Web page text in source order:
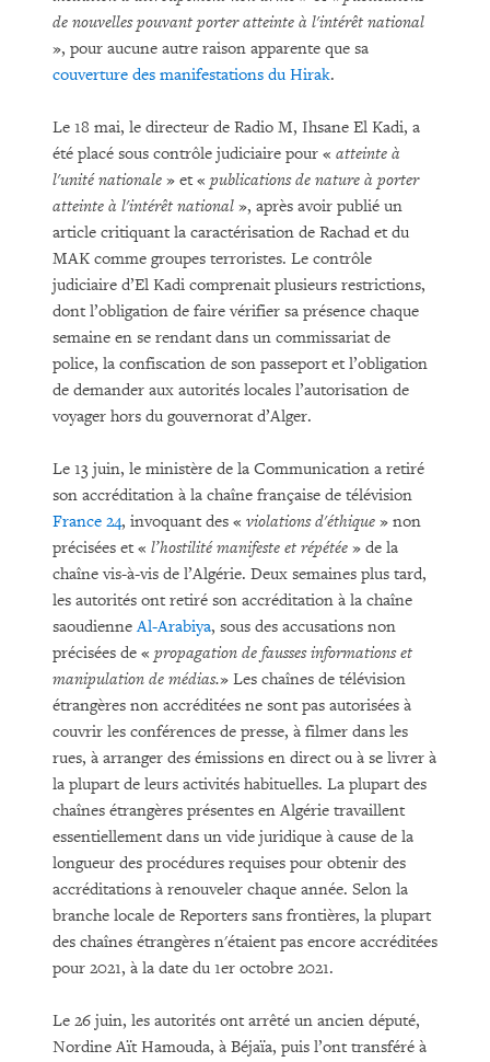
de nouvelles pouvant porter atteinte à l'intérêt national
», pour aucune autre raison apparente que sa
couverture des manifestations du Hirak.
Le 18 mai, le directeur de Radio M, Ihsane El Kadi, a
été placé sous contrôle judiciaire pour « atteinte à
l'unité nationale » et « publications de nature à porter
atteinte à l'intérêt national », après avoir publié un
article critiquant la caractérisation de Rachad et du
MAK comme groupes terroristes. Le contrôle
judiciaire d’El Kadi comprenait plusieurs restrictions,
dont l’obligation de faire vérifier sa présence chaque
semaine en se rendant dans un commissariat de
police, la confiscation de son passeport et l’obligation
de demander aux autorités locales l’autorisation de
voyager hors du gouvernorat d’Alger.
Le 13 juin, le ministère de la Communication a retiré
son accréditation à la chaîne française de télévision
France 24, invoquant des « violations d'éthique » non
précisées et « l’hostilité manifeste et répétée » de la
chaîne vis-à-vis de l’Algérie. Deux semaines plus tard,
les autorités ont retiré son accréditation à la chaîne
saoudienneAl-Arabiya, sous des accusations non
précisées de « propagation de fausses informations et
manipulation de médias.» Les chaînes de télévision
étrangères non accréditées ne sont pas autorisées à
couvrir les conférences de presse, à filmer dans les
rues, à arranger des émissions en direct ou à se livrer à
la plupart de leurs activités habituelles. La plupart des
chaînes étrangères présentes en Algérie travaillent
essentiellement dans un vide juridique à cause de la
longueur des procédures requises pour obtenir des
accréditations à renouveler chaque année. Selon la
branche locale de Reporters sans frontières, la plupart
des chaînes étrangères n'étaient pas encore accréditées
pour 2021, à la date du 1er octobre 2021.
Le 26 juin, les autorités ont arrêté un ancien député,
Nordine Aït Hamouda, à Béjaïa, puis l’ont transféré à